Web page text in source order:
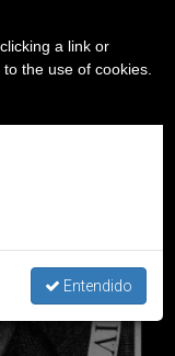
también el
Entendido
a link or
the use of cookies.